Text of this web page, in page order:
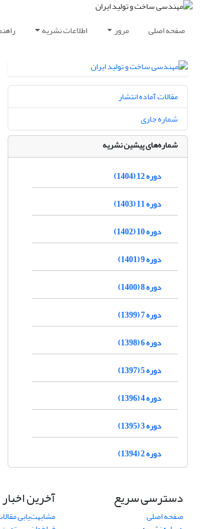
صفحه اصلی مرور اطلاعات نشریه
مقالات آماده انتشار
شماره جاری
شماره‌های پیشین نشریه
دوره 12 (1404)
دوره 11 (1403)
دوره 10 (1402)
دوره 9 (1401)
دوره 8 (1400)
دوره 7 (1399)
دوره 6 (1398)
دوره 5 (1397)
دوره 4 (1396)
دوره 3 (1395)
دوره 2 (1394)
دسترسی سریع
صفحه اصلی
آخرین اخبار
مشابهت‌یابی